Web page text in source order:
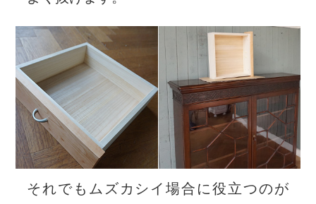
それでもムズカシイ場合に役立つのが